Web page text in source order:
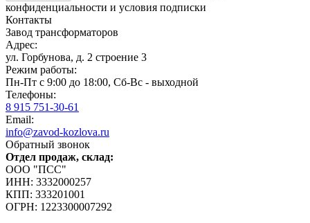
конфиденциальности и условия подписки
Контакты
Завод трансформаторов
Адрес:
ул. Горбунова, д. 2 строение 3
Режим работы:
Пн-Пт с 9:00 до 18:00, Сб-Вс - выходной
Телефоны:
8 915 751-30-61
Email:
info@zavod-kozlova.ru
Обратный звонок
Отдел продаж, склад:
ООО "ПСС"
ИНН: 3332000257
КПП: 333201001
ОГРН: 1223300007292